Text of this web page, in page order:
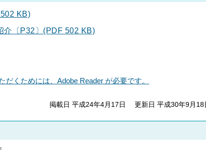
KB)
介〔P32〕(PDF 502 KB)
だくためには、Adobe Reader が必要です。
掲載日 平成24年4月17日 更新日 平成30年9月18